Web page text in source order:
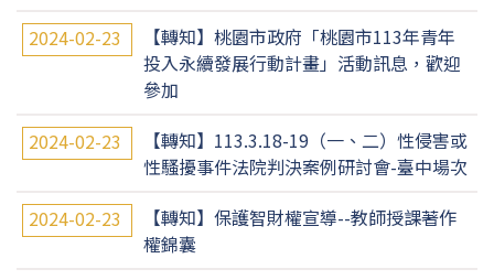
2024-02-23
【轉知】桃園市政府「桃園市113年青年
投入永續發展行動計畫」活動訊息，歡迎
參加
2024-02-23
【轉知】113.3.18-19（一、二）性侵害或
性騷擾事件法院判決案例研討會-臺中場次
2024-02-23
【轉知】保護智財權宣導--教師授課著作
權錦囊